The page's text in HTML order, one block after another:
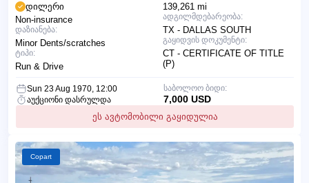
139,261 mi
ადგილმდებარეობა:
TX - DALLAS SOUTH
გაყიდვის დოკუმენტი:
CT - CERTIFICATE OF TITLE
(P)
დილერი
Non-insurance
დაზიანება:
Minor Dents/scratches
ტიპი:
Run & Drive
Sun 23 Aug 1970, 12:00
აუქციონი დასრულდა
ეს ავტომობილი გაყიდულია
საბოლოო ბიდი:
7,000 USD
Copart